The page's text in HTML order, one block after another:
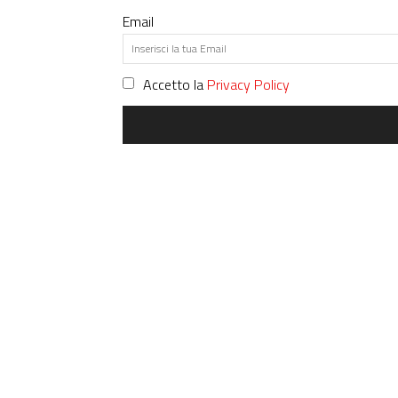
Email
Accetto la Privacy Policy